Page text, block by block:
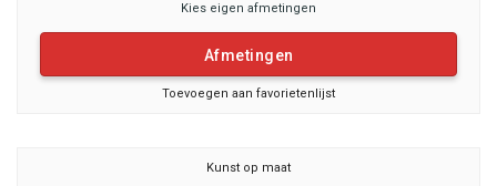
Kies eigen afmetingen
Afmetingen
Toevoegen aan favorietenlijst
Kunst op maat